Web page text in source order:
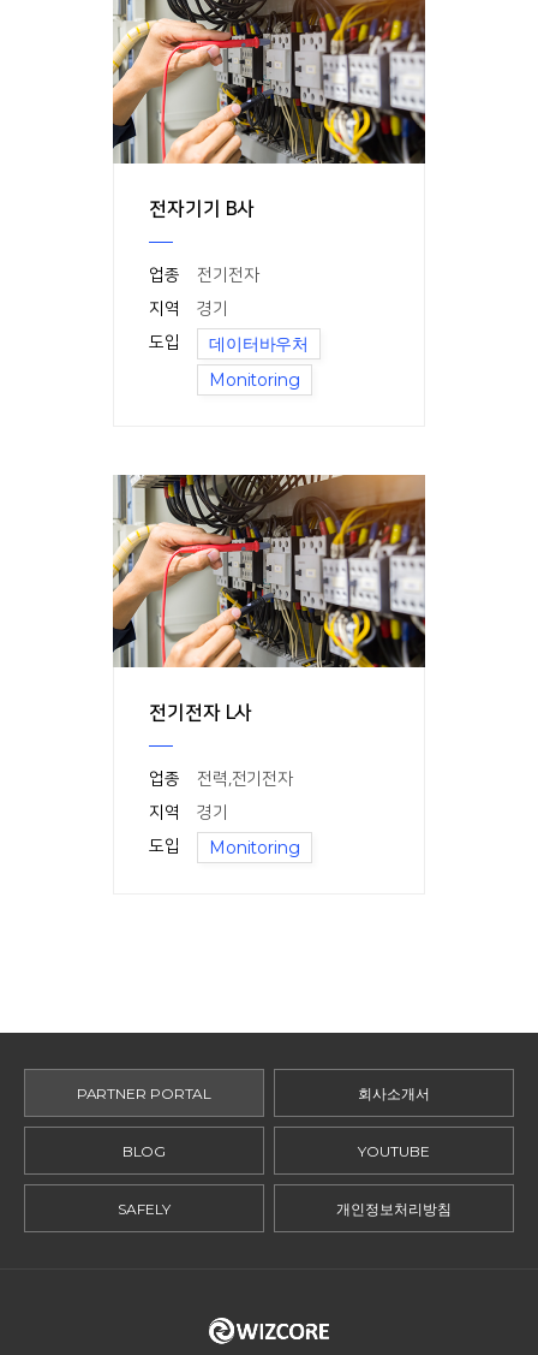
전자기기 B사
업종
전기전자
지역
경기
도입
데이터바우처
Monitoring
전기전자 L사
업종 전력 ,전기전자
지역
경기
도입
Monitoring
PARTNER PORTAL 회사소개서
BLOG YOUTUBE
SAFELY 개인정보처리방침